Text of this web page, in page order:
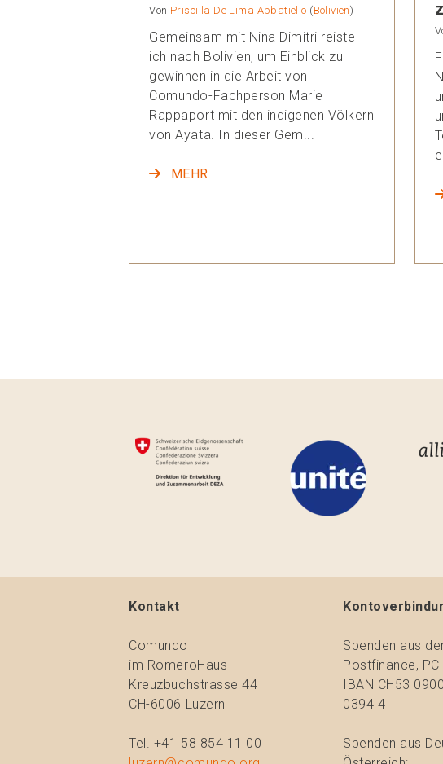
Von Priscilla De Lima Abbatiello (Bolivien)
Gemeinsam mit Nina Dimitri reiste
ich nach Bolivien, um Einblick zu
gewinnen in die Arbeit von
Comundo-Fachperson Marie
Rappaport mit den indigenen Völkern
von Ayata. In dieser Gem...
MEHR
Kontakt
Comundo
im RomeroHaus
Kreuzbuchstrasse 44
CH-6006 Luzern
Tel. +41 58 854 11 00
Spenden aus
Postfinance,
IBAN CH53
0394 4
Spenden aus